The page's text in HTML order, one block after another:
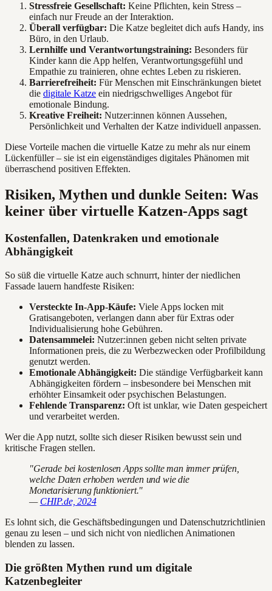
Stressfreie Gesellschaft: Keine Pflichten, kein Stress –
einfach nur Freude an der Interaktion.
Überall verfügbar: Die Katze begleitet dich aufs Handy, ins
Büro, in den Urlaub.
Lernhilfe und Verantwortungstraining: Besonders für
Kinder kann die App helfen, Verantwortungsgefühl und
Empathie zu trainieren, ohne echtes Leben zu riskieren.
Barrierefreiheit: Für Menschen mit Einschränkungen bietet
die digitale Katze ein niedrigschwelliges Angebot für
emotionale Bindung.
Kreative Freiheit: Nutzer:innen können Aussehen,
Persönlichkeit und Verhalten der Katze individuell anpassen.
Diese Vorteile machen die virtuelle Katze zu mehr als nur einem
Lückenfüller – sie ist ein eigenständiges digitales Phänomen mit
überraschend positiven Effekten.
Risiken, Mythen und dunkle Seiten: Was
keiner über virtuelle Katzen-Apps sagt
Kostenfallen, Datenkraken und emotionale
Abhängigkeit
So süß die virtuelle Katze auch schnurrt, hinter der niedlichen
Fassade lauern handfeste Risiken:
Versteckte In-App-Käufe: Viele Apps locken mit
Gratisangeboten, verlangen dann aber für Extras oder
Individualisierung hohe Gebühren.
Datensammelei: Nutzer:innen geben nicht selten private
Informationen preis, die zu Werbezwecken oder Profilbildung
genutzt werden.
Emotionale Abhängigkeit: Die ständige Verfügbarkeit kann
Abhängigkeiten fördern – insbesondere bei Menschen mit
erhöhter Einsamkeit oder psychischen Belastungen.
Fehlende Transparenz: Oft ist unklar, wie Daten gespeichert
und verarbeitet werden.
Wer die App nutzt, sollte sich dieser Risiken bewusst sein und
kritische Fragen stellen.
"Gerade bei kostenlosen Apps sollte man immer prüfen,
welche Daten erhoben werden und wie die
Monetarisierung funktioniert."
— CHIP.de, 2024
Es lohnt sich, die Geschäftsbedingungen und Datenschutzrichtlinien
genau zu lesen – und sich nicht von niedlichen Animationen
blenden zu lassen.
Die größten Mythen rund um digitale
Katzenbegleiter